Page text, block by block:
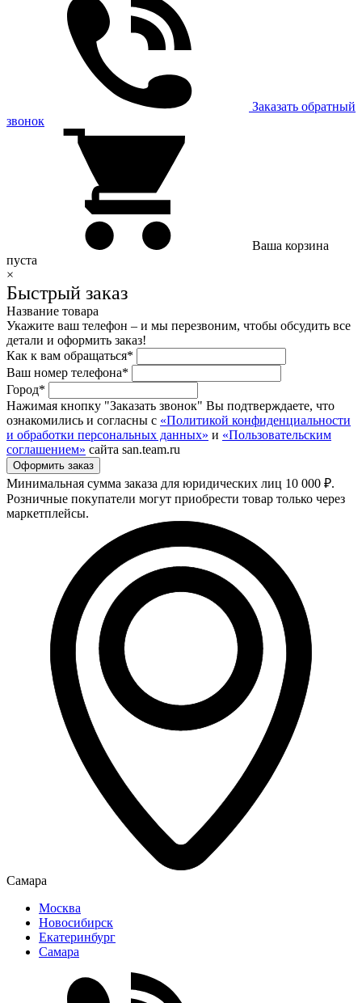
Заказать обратный
звонок
Ваша корзина
пуста
×
Быстрый заказ
Название товара
Укажите ваш телефон – и мы перезвоним, чтобы обсудить все
детали и оформить заказ!
Как к вам обращаться*
Ваш номер телефона*
Город*
Нажимая кнопку "Заказать звонок" Вы подтверждаете, что
ознакомились и согласны с «Политикой конфиденциальности
и обработки персональных данных» и «Пользовательским
соглашением» сайта san.team.ru
Минимальная сумма заказа для юридических лиц 10 000 ₽.
Розничные покупатели могут приобрести товар только через
маркетплейсы.
Самара
Москва
Новосибирск
Екатеринбург
Самара